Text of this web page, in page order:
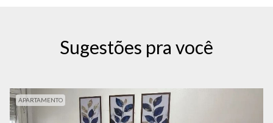
Sugestões pra você
APARTAMENTO